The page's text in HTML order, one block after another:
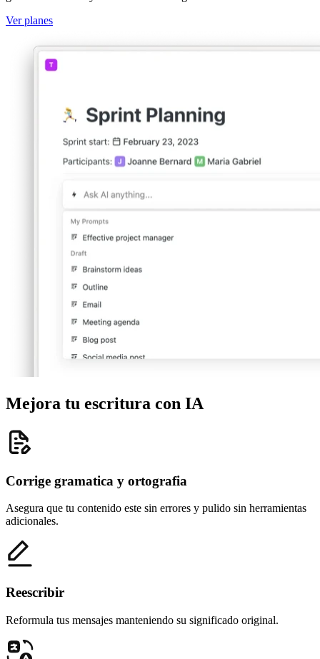
Ver planes
Mejora tu escritura con IA
Corrige gramatica y ortografia
Asegura que tu contenido este sin errores y pulido sin herramientas
adicionales.
Reescribir
Reformula tus mensajes manteniendo su significado original.